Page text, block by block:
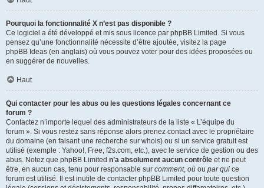
Pourquoi la fonctionnalité X n’est pas disponible ?
Ce logiciel a été développé et mis sous licence par phpBB Limited. Si vous
pensez qu’une fonctionnalité nécessite d’être ajoutée, visitez la page
phpBB Ideas (en anglais) où vous pouvez voter pour des idées proposées ou
en suggérer de nouvelles.
Haut
Qui contacter pour les abus ou les questions légales concernant ce
forum ?
Contactez n’importe lequel des administrateurs de la liste « L’équipe du
forum ». Si vous restez sans réponse alors prenez contact avec le propriétaire
du domaine (en faisant une recherche sur whois) ou si un service gratuit est
utilisé (exemple : Yahoo!, Free, f2s.com, etc.), avec le service de gestion ou des
abus. Notez que phpBB Limited n’a absolument aucun contrôle et ne peut
être, en aucun cas, tenu pour responsable sur comment, où ou par qui ce
forum est utilisé. Il est inutile de contacter phpBB Limited pour toute question